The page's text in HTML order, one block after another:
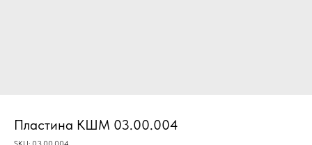
Пластина КШМ 03.00.004